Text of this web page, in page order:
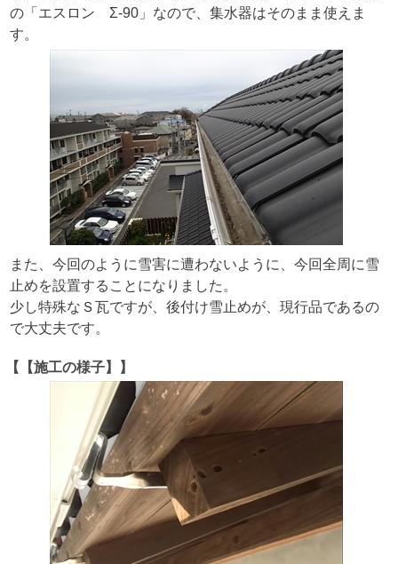
の「エスロン Σ-90」なので、集水器はそのまま使えま
す。
また、今回のように雪害に遭わないように、今回全周に雪
止めを設置することになりました。
少し特殊なＳ瓦ですが、後付け雪止めが、現行品であるの
で大丈夫です。
【【施工の様子】】